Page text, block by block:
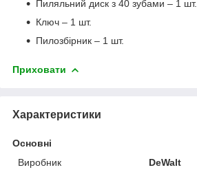
Пиляльний диск з 40 зубами – 1 шт.
Ключ – 1 шт.
Пилозбірник – 1 шт.
Приховати
Характеристики
Основні
Виробник
DeWalt